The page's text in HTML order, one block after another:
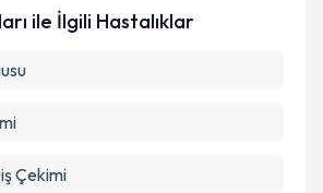
ile İlgili Hastalıklar
Çekimi